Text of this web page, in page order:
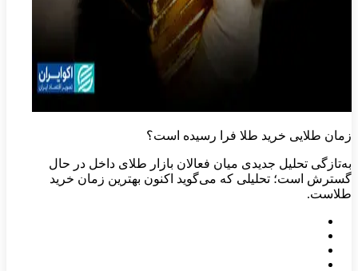
زمان طلایی خرید طلا فرا رسیده است؟
به‌تازگی تحلیل جدیدی میان فعالان بازار طلای داخل در حال
گسترش است؛ تحلیلی که می‌گوید اکنون بهترین زمان خرید
طلاست.